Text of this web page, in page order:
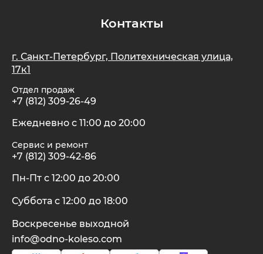
Контакты
г. Санкт-Петербург, Политехническая улица,
17к1
Отдел продаж
+7 (812) 309-26-49
Ежедневно с 11:00 до 20:00
Сервис и ремонт
+7 (812) 309-42-86
Пн-Пт с 12:00 до 20:00
Суббота с 12:00 до 18:00
Воскресенье выходной
info@odno-koleso.com